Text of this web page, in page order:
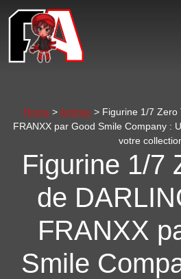
Home >Articles > Figurine 1/7 Zero
FRANXX par Good Smile Company :
votre
Figurine 1/7
de
FRANXX
Smile